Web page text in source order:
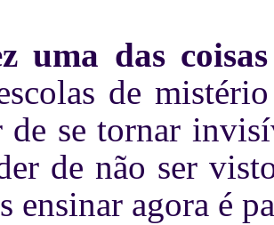
uma das
de
de se tornar
de não ser
ensinar agora é